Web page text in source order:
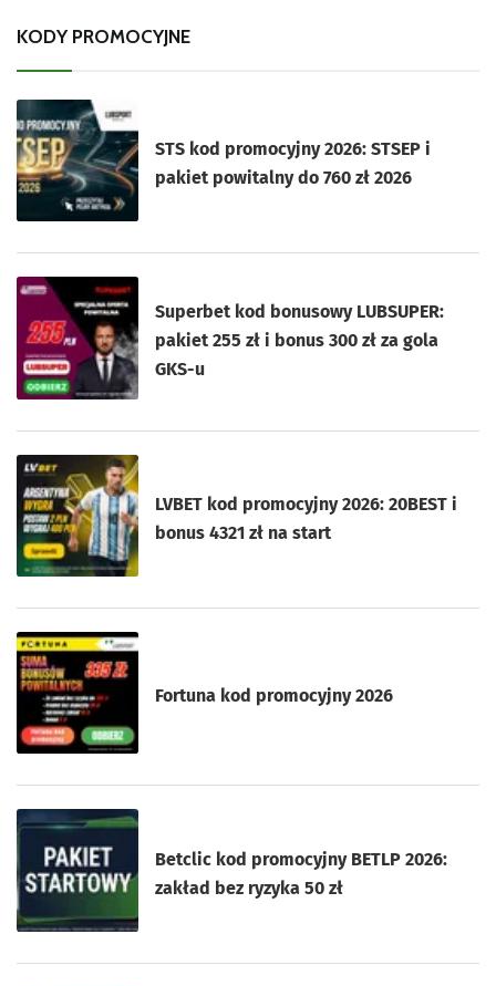
KODY PROMOCYJNE
STS kod promocyjny 2026: STSEP i
pakiet powitalny do 760 zł 2026
Superbet kod bonusowy LUBSUPER:
pakiet 255 zł i bonus 300 zł za gola
GKS-u
LVBET kod promocyjny 2026: 20BEST i
bonus 4321 zł na start
Fortuna kod promocyjny 2026
Betclic kod promocyjny BETLP 2026:
zakład bez ryzyka 50 zł